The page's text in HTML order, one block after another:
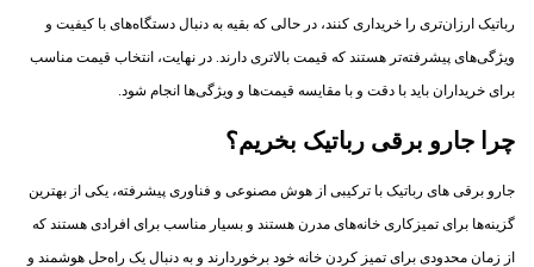
رباتیک ارزان‌تری را خریداری کنند، در حالی که بقیه به دنبال دستگاه‌های با کیفیت و
ویژگی‌های پیشرفته‌تر هستند که قیمت بالاتری دارند. در نهایت، انتخاب قیمت مناسب
برای خریداران باید با دقت و با مقایسه قیمت‌ها و ویژگی‌ها انجام شود.
چرا جارو برقی رباتیک بخریم؟
جارو برقی های رباتیک با ترکیبی از هوش مصنوعی و فناوری پیشرفته، یکی از بهترین
گزینه‌ها برای تمیزکاری خانه‌های مدرن هستند و بسیار مناسب برای افرادی هستند که
از زمان محدودی برای تمیز کردن خانه خود برخوردارند و به دنبال یک راه‌حل هوشمند و